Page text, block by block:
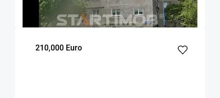
46.7
m²
2
dormitoare
3
Etaj
210,000 Euro